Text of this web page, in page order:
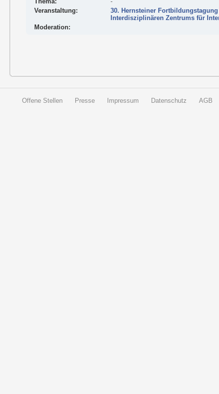
Veranstaltung:
30. Hernsteiner
Interdisziplinären Zentrums für
Moderation:
Offene Stellen Presse Impressum Datenschutz AGB